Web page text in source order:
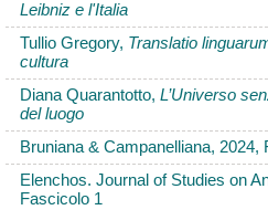
Leibniz e l'Italia
Tullio Gregory, Translatio
cultura
Diana Quarantotto, L’Universo
del luogo
Bruniana & Campanelliana, 2024,
Elenchos. Journal of Studies on
Fascicolo 1